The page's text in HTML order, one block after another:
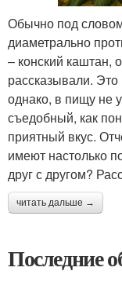
Обычно под
диаметрально
– конский
рассказывали.
однако, в пищу не
съедобный, как
приятный вкус.
имеют настолько
друг с другом?
читать дальше →
Последние